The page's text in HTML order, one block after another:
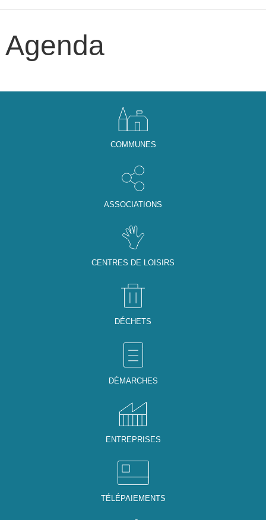
Agenda
COMMUNES
ASSOCIATIONS
CENTRES DE LOISIRS
DÉCHETS
DÉMARCHES
ENTREPRISES
TÉLÉPAIEMENTS